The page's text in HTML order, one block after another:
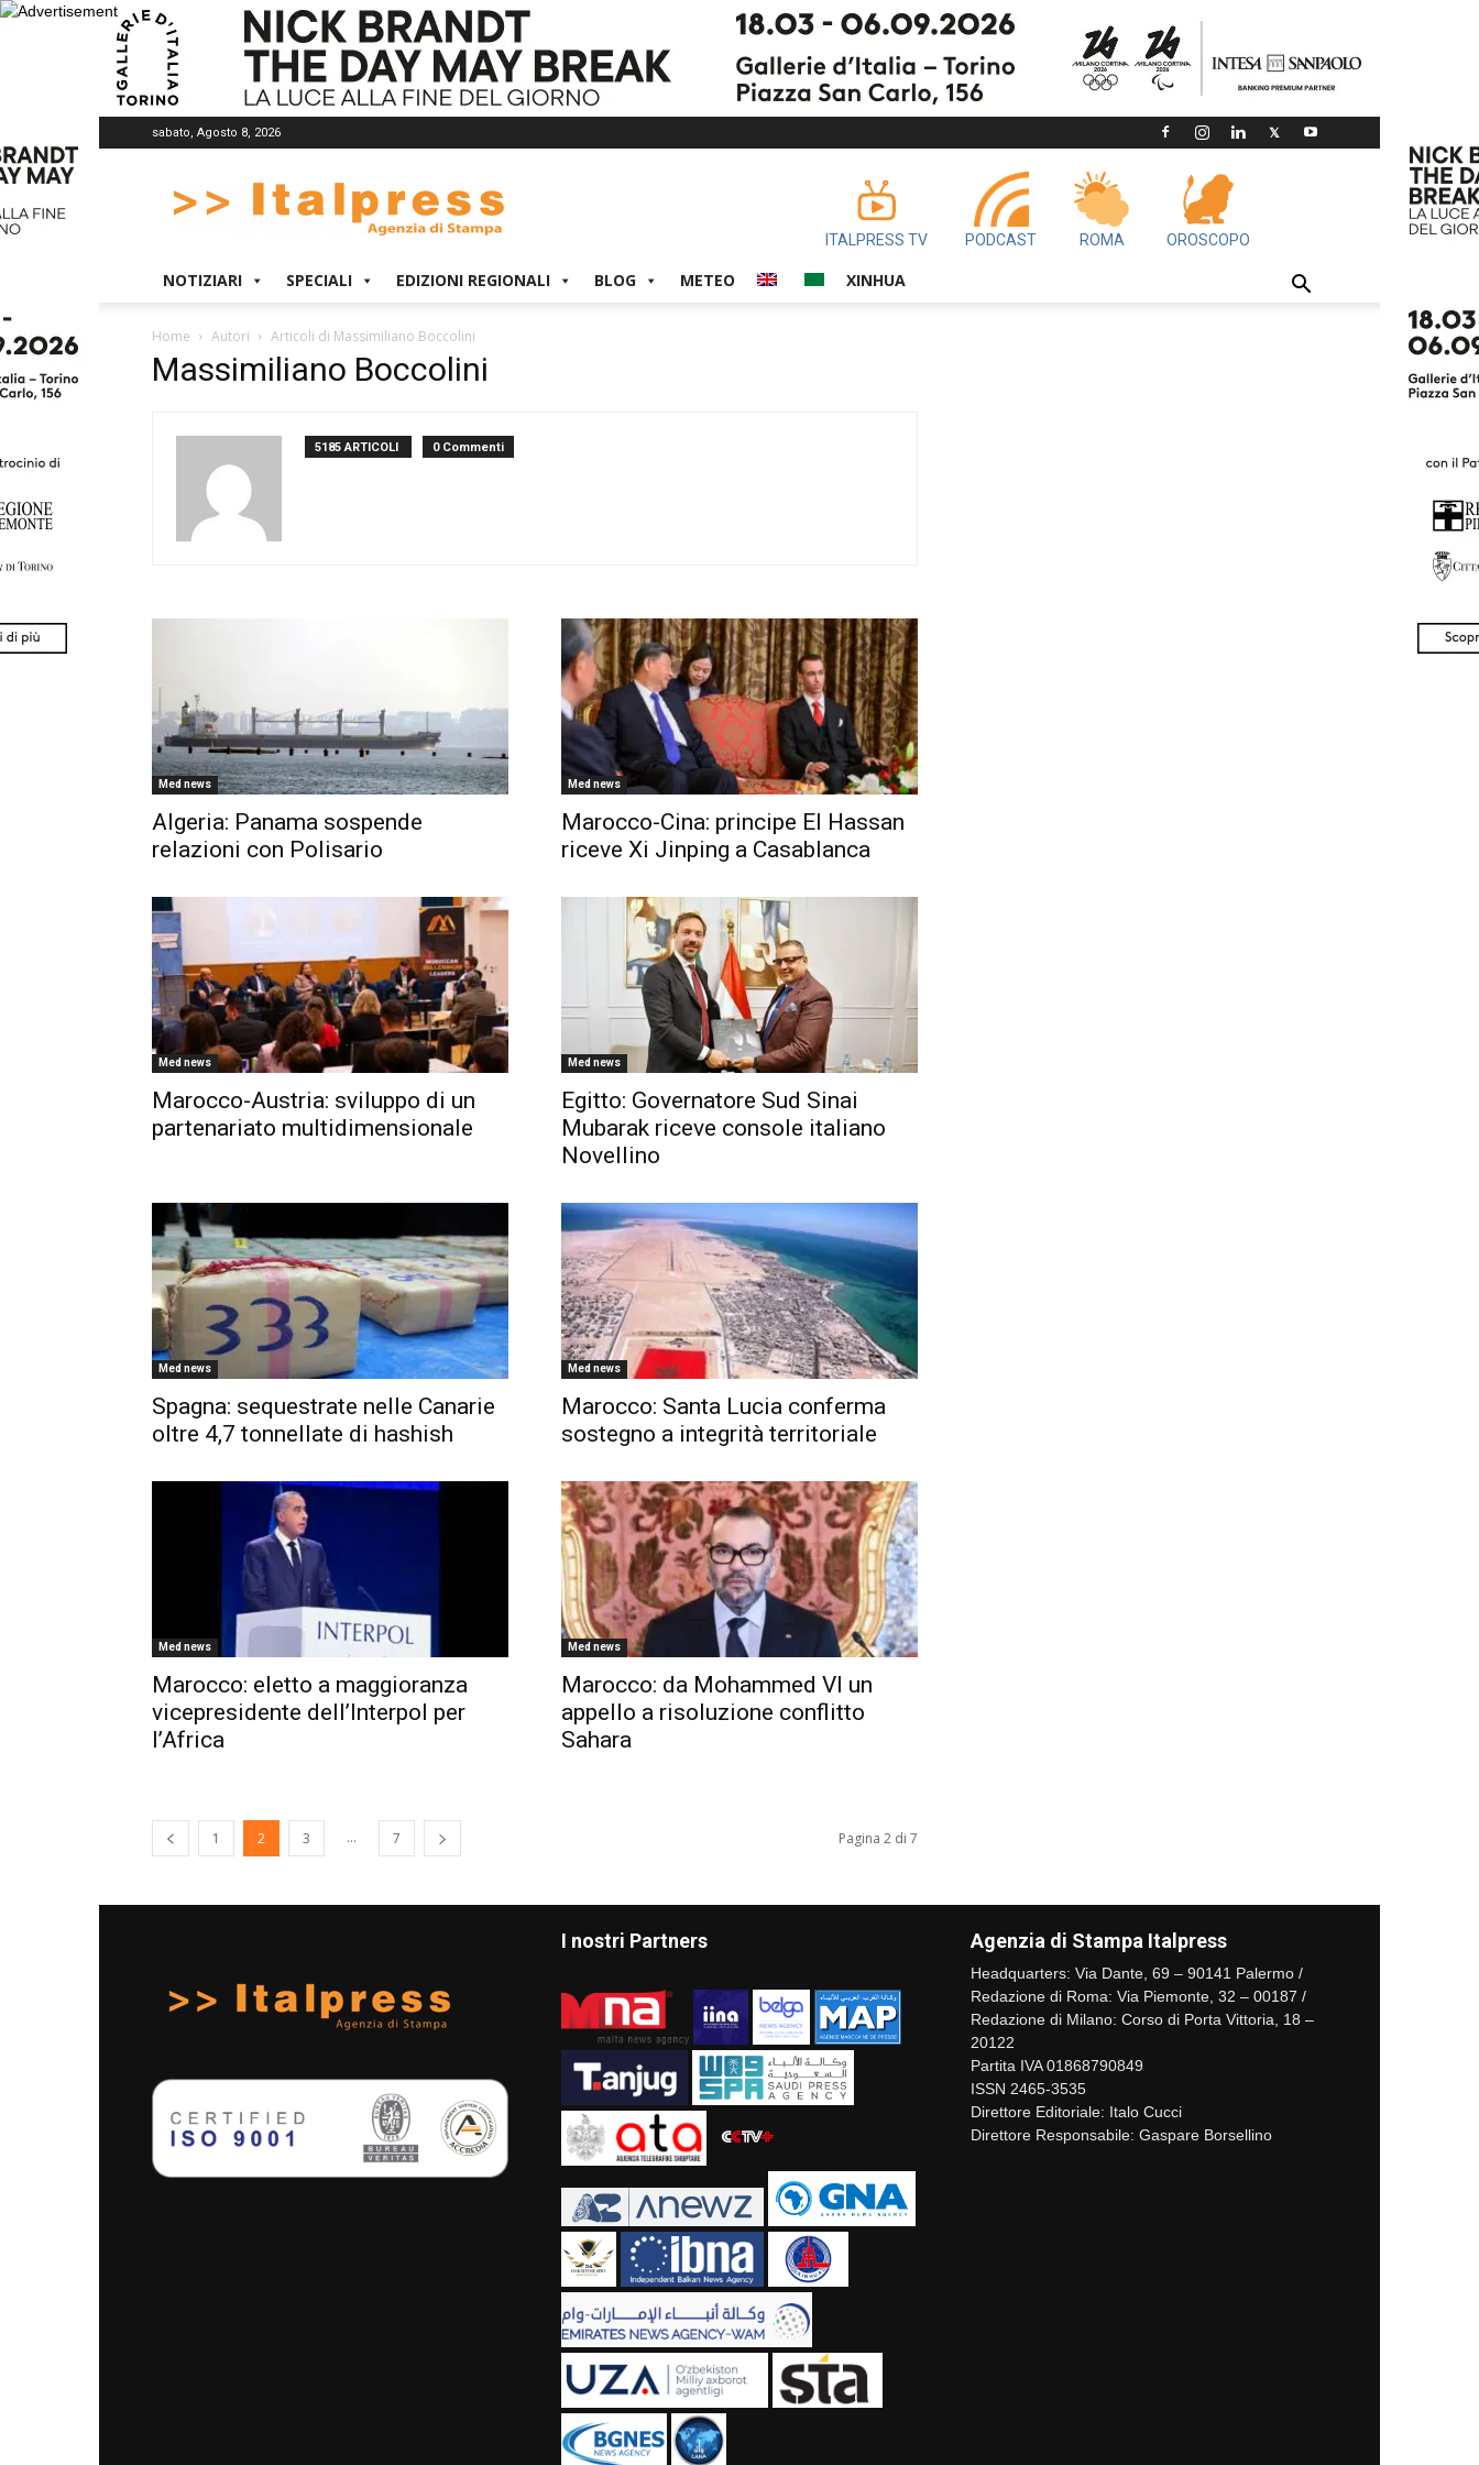
sabato, Agosto 8, 2026
ITALPRESS TV PODCAST ROMA OROSCOPO
NOTIZIARI SPECIALI EDIZIONI REGIONALI BLOG METEO XINHUA
Home Autori Articoli di Massimiliano Boccolini
Massimiliano Boccolini
5185 ARTICOLI 0 Commenti
Med news
Algeria: Panama sospende
relazioni con Polisario
Med news
Marocco-Cina: principe El Hassan
riceve Xi Jinping a Casablanca
Med news
Marocco-Austria: sviluppo di un
partenariato multidimensionale
Med news
Egitto: Governatore Sud Sinai
Mubarak riceve console italiano
Novellino
Med news
Spagna: sequestrate nelle Canarie
oltre 4,7 tonnellate di hashish
Med news
Marocco: Santa Lucia conferma
sostegno a integrità territoriale
Med news
Marocco: eletto a maggioranza
vicepresidente dell’Interpol per
l’Africa
Med news
Marocco: da Mohammed VI un
appello a risoluzione conflitto
Sahara
1 2 3 ... 7 Pagina 2 di 7
I nostri Partners Agenzia di Stampa Italpress
Headquarters: Via Dante, 69 – 90141 Palermo /
Redazione di Roma: Via Piemonte, 32 – 00187 /
Redazione di Milano: Corso di Porta Vittoria, 18 –
20122
Partita IVA 01868790849
ISSN 2465-3535
Direttore Editoriale: Italo Cucci
Direttore Responsabile: Gaspare Borsellino